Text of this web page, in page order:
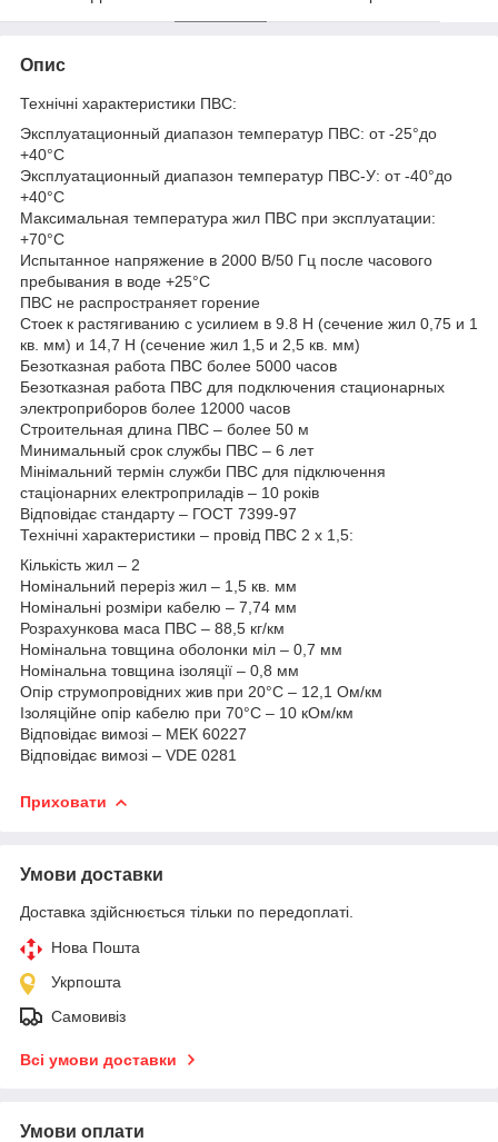
Опис
Технічні характеристики ПВС:
Эксплуатационный диапазон температур ПВС: от -25°до
+40°С
Эксплуатационный диапазон температур ПВС-У: от -40°до
+40°С
Максимальная температура жил ПВС при эксплуатации:
+70°С
Испытанное напряжение в 2000 В/50 Гц после часового
пребывания в воде +25°С
ПВС не распространяет горение
Стоек к растягиванию с усилием в 9.8 Н (сечение жил 0,75 и 1
кв. мм) и 14,7 Н (сечение жил 1,5 и 2,5 кв. мм)
Безотказная работа ПВС более 5000 часов
Безотказная работа ПВС для подключения стационарных
электроприборов более 12000 часов
Строительная длина ПВС – более 50 м
Минимальный срок службы ПВС – 6 лет
Мінімальний термін служби ПВС для підключення
стаціонарних електроприладів – 10 років
Відповідає стандарту – ГОСТ 7399-97
Технічні характеристики – провід ПВС 2 х 1,5:
Кількість жил – 2
Номінальний переріз жил – 1,5 кв. мм
Номінальні розміри кабелю – 7,74 мм
Розрахункова маса ПВС – 88,5 кг/км
Номінальна товщина оболонки міл – 0,7 мм
Номінальна товщина ізоляції – 0,8 мм
Опір струмопровідних жив при 20°С – 12,1 Ом/км
Ізоляційне опір кабелю при 70°С – 10 кОм/км
Відповідає вимозі – МЕК 60227
Відповідає вимозі – VDE 0281
Приховати
Умови доставки
Доставка здійснюється тільки по передоплаті.
Нова Пошта
Укрпошта
Самовивіз
Всі умови доставки
Умови оплати